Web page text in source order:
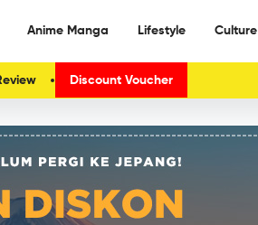
Anime Manga Lifestyle Culture
Discount Voucher